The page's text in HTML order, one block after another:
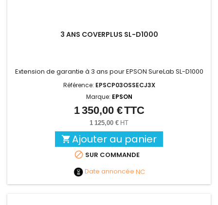
3 ANS COVERPLUS SL-D1000
Extension de garantie à 3 ans pour EPSON SureLab SL-D1000
Référence: EPSCP03OSSECJ3X
Marque: EPSON
Prix
1 350,00 €TTC
1 125,00 € HT
 Ajouter au panier
 SUR COMMANDE
Date annoncée NC